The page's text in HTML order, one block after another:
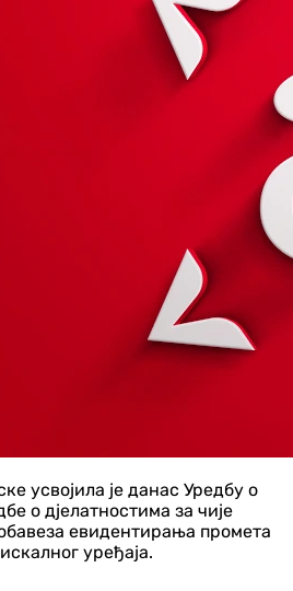
усвојила је данас Уредбу о
о дјелатностима за чије
евидентирања промета
уређаја.